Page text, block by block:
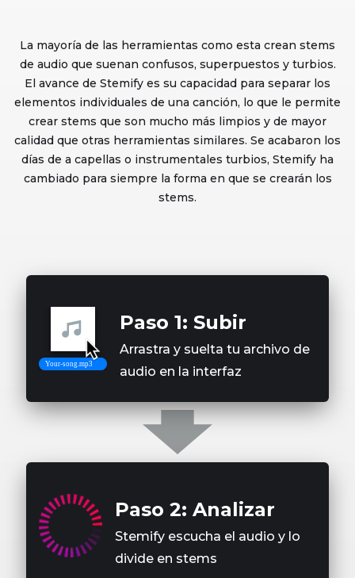
La mayoría de las herramientas como esta crean stems
de audio que suenan confusos, superpuestos y turbios.
El avance de Stemify es su capacidad para separar los
elementos individuales de una canción, lo que le permite
crear stems que son mucho más limpios y de mayor
calidad que otras herramientas similares. Se acabaron los
días de a capellas o instrumentales turbios, Stemify ha
cambiado para siempre la forma en que se crearán los
stems.
Paso 1: Subir
Arrastra y suelta tu archivo de
audio en la interfaz
Paso 2: Analizar
Stemify escucha el audio y lo
divide en stems